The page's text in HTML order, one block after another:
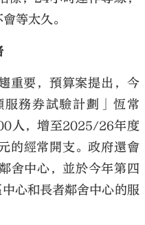
等太久。
重要，預算案提出，今
務券試驗計劃」恆常
人，增至2025/26年度
的經常開支。政府還會
舍中心，並於今年第四
心和長者鄰舍中心的服